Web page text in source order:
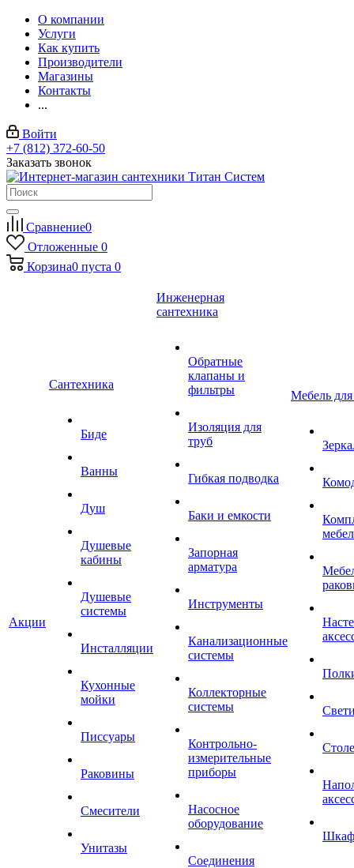
О компании
Услуги
Как купить
Производители
Магазины
Контакты
...
Войти
+7 (812) 372-60-50
Заказать звонок
Сравнение0
Отложенные 0
Корзина0 пуста 0
Акции
Сантехника
Биде
Ванны
Душ
Душевые
кабины
Душевые
системы
Инсталляции
Кухонные
мойки
Писсуары
Раковины
Смесители
Унитазы
Инженерная
сантехника
Обратные
клапаны и
фильтры
Изоляция для
труб
Гибкая подводка
Баки и емкости
Запорная
арматура
Инструменты
Канализационные
системы
Коллекторные
системы
Контрольно-
измерительные
приборы
Насосное
оборудование
Соединения
Мебель